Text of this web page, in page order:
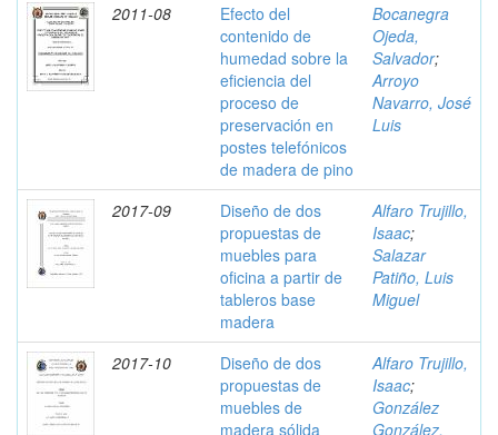
2011-08
Efecto del
contenido de
humedad sobre la
eficiencia del
proceso de
preservación en
postes telefónicos
de madera de pino
Bocanegra
Ojeda,
Salvador;
Arroyo
Navarro, José
Luis
2017-09
Diseño de dos
propuestas de
muebles para
oficina a partir de
tableros base
madera
Alfaro Trujillo,
Isaac;
Salazar
Patiño, Luis
Miguel
2017-10
Diseño de dos
propuestas de
muebles de
madera sólida
Alfaro Trujillo,
Isaac;
González
González,